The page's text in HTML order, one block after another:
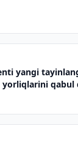
yangi
yorliqlarini qabul